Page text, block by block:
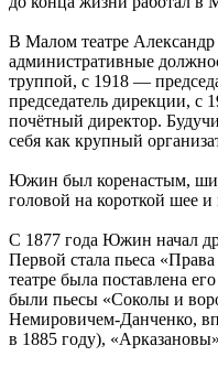
В Малом театре
административные
труппой, с 1918 —
председатель дирекции,
почётный директор.
себя как крупный
Южин был коренастым,
головой на короткой шее
C 1877 года Южин начал
Первой стала пьеса
театре была поставлена
были пьесы «Соколы и
Немировичем-Данченко,
в 1885 году),